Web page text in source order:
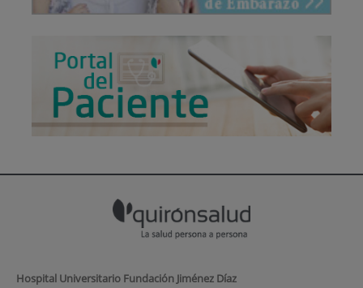
Hospital Universitario Fundación Jiménez Díaz